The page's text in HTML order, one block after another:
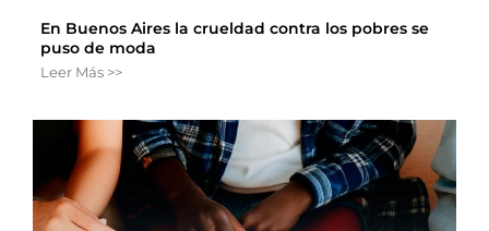
En Buenos Aires la crueldad contra los pobres se
puso de moda
Leer Más >>